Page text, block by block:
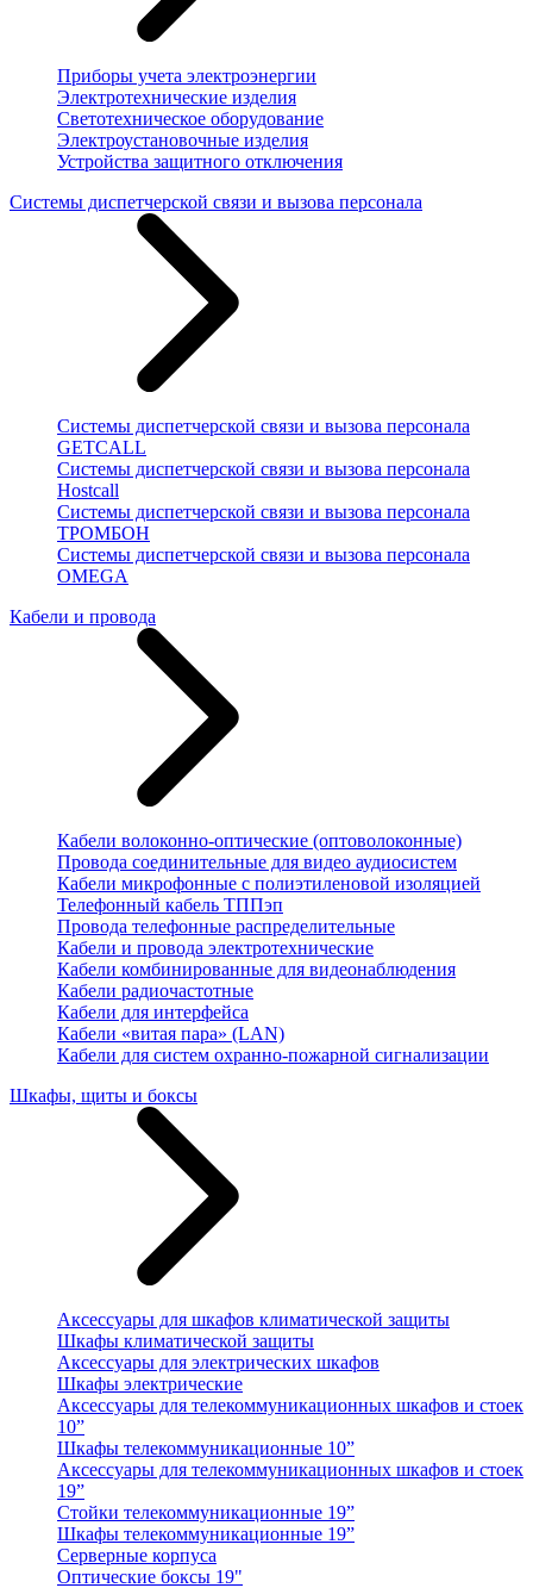
Приборы учета электроэнергии
Электротехнические изделия
Светотехническое оборудование
Электроустановочные изделия
Устройства защитного отключения
Системы диспетчерской связи и вызова персонала
Системы диспетчерской связи и вызова персонала
GETCALL
Системы диспетчерской связи и вызова персонала
Hostcall
Системы диспетчерской связи и вызова персонала
ТРОМБОН
Системы диспетчерской связи и вызова персонала
OMEGA
Кабели и провода
Кабели волоконно-оптические (оптоволоконные)
Провода соединительные для видео аудиосистем
Кабели микрофонные с полиэтиленовой изоляцией
Телефонный кабель ТППэп
Провода телефонные распределительные
Кабели и провода электротехнические
Кабели комбинированные для видеонаблюдения
Кабели радиочастотные
Кабели для интерфейса
Кабели «витая пара» (LAN)
Кабели для систем охранно-пожарной сигнализации
Шкафы, щиты и боксы
Аксессуары для шкафов климатической защиты
Шкафы климатической защиты
Аксессуары для электрических шкафов
Шкафы электрические
Аксессуары для телекоммуникационных шкафов и стоек
10”
Шкафы телекоммуникационные 10”
Аксессуары для телекоммуникационных шкафов и стоек
19”
Стойки телекоммуникационные 19”
Шкафы телекоммуникационные 19”
Серверные корпуса
Оптические боксы 19"